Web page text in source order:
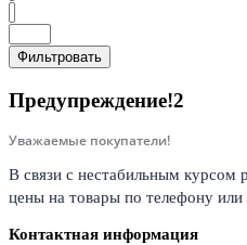
Фильтровать
Предупреждение!2
Уважаемые покупатели!
В связи с нестабильным курсом
цены на товары по телефону
Контактная информация